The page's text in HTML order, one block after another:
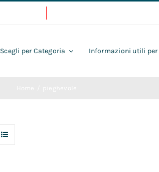
Scegli per Categoria Informazioni utili per